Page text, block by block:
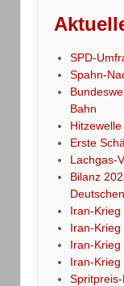
SPD-
Spahn-
Bahn
Hitzewelle
Erste
Lachgas-
Bilanz
Iran-Krieg
Iran-Krieg
Iran-Krieg
Iran-Krieg